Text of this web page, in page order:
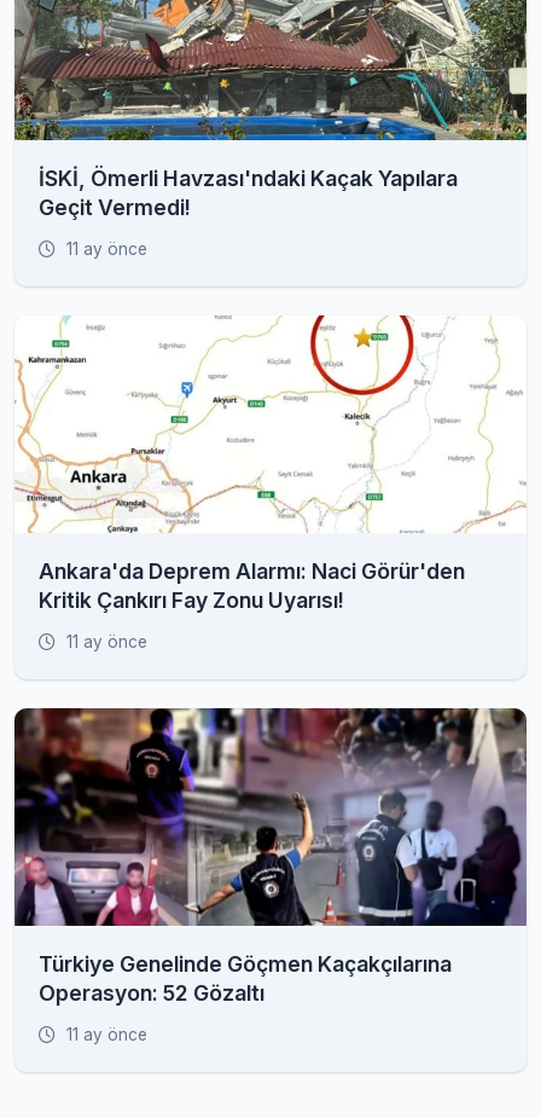
İSKİ, Ömerli Havzası'ndaki Kaçak Yapılara
Geçit Vermedi!
11 ay önce
Ankara'da Deprem Alarmı: Naci Görür'den
Kritik Çankırı Fay Zonu Uyarısı!
11 ay önce
Türkiye Genelinde Göçmen Kaçakçılarına
Operasyon: 52 Gözaltı
11 ay önce